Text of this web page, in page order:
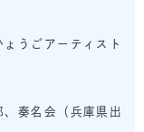
うごアーティスト
、奏名会（兵庫県出